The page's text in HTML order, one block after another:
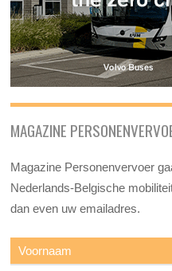
MAGAZINE
Magazine Personenvervoer
Nederlands-Belgische
dan even uw emailadres.